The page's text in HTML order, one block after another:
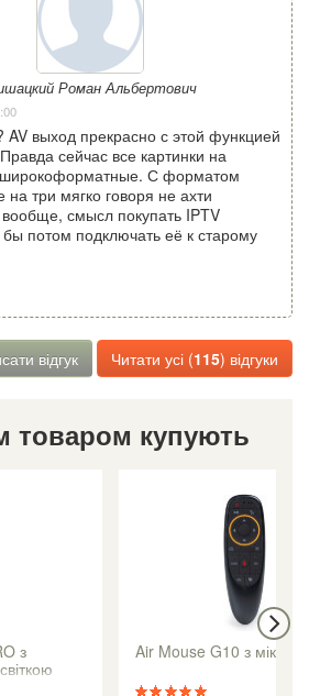
Роман Альбертович
AV выход прекрасно с этой функцией
сейчас все картинки на
широкоформатные. С форматом
на три мягко говоря не ахти
смысл покупать IPTV
бы потом подключать её к старому
відгук Читати усі (115) відгуки
товаром купують
з
Air Mouse G10 з